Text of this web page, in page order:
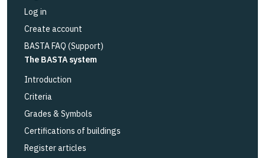
Log in
Create account
BASTA FAQ (Support)
The BASTA system
Introduction
Criteria
Grades & Symbols
Certifications of buildings
Register articles